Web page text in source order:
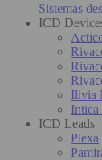
Sistemas
ICD
Ilivia
ICD Leads
Plexa